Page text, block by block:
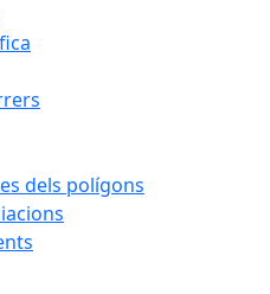
dels polígons